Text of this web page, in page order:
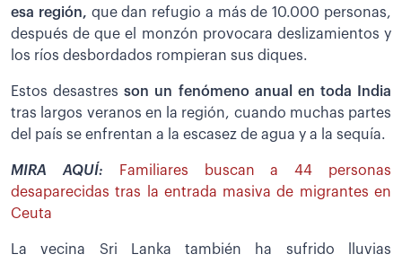
esa región, que dan refugio a más de 10.000 personas,
después de que el monzón provocara deslizamientos y
los ríos desbordados rompieran sus diques.
Estos desastresson un fenómeno anual en toda India
tras largos veranos en la región, cuando muchas partes
del país se enfrentan a la escasez de agua y a la sequía.
MIRA AQUÍ:
Familiares buscan a 44 personas
desaparecidas tras la entrada masiva de migrantes en
Ceuta
La vecina Sri Lanka también ha sufrido lluvias